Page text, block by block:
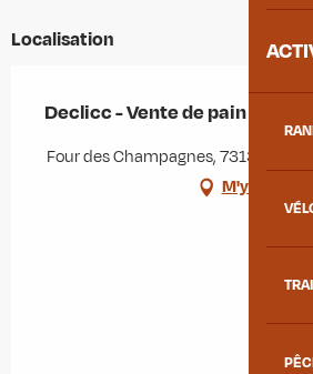
Localisation
Declicc - Vente de pain
Four des Champagnes, 73130
M'y rendre